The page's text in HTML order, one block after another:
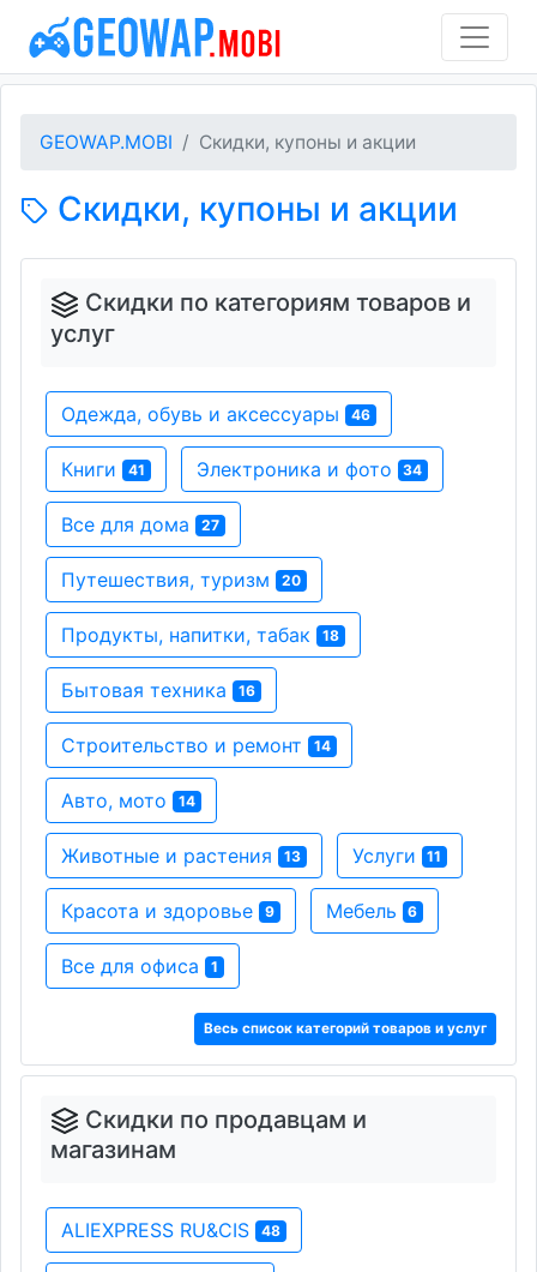
GEOWAP.MOBI Скидки, купоны и акции
Скидки, купоны и акции
Скидки по категориям товаров и
услуг
Одежда, обувь и аксессуары 46
Книги 41 Электроника и фото 34
Все для дома 27
Путешествия, туризм 20
Продукты, напитки, табак 18
Бытовая техника 16
Строительство и ремонт 14
Авто, мото 14
Животные и растения 13 Услуги 11
Красота и здоровье 9 Мебель 6
Все для офиса 1
Весь список категорий товаров и услуг
Скидки по продавцам и
магазинам
ALIEXPRESS RU&CIS 48